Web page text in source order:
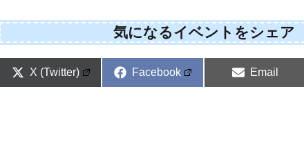
気になるイベントをシェア
Share
X (Twitter)
Share
Facebook
Share
Email